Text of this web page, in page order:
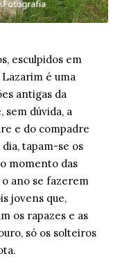
esculpidos em
é uma
antigas da
dúvida, a
e do compadre
tapam-se os
momento das
ano se fazerem
jovens que,
os rapazes e as
só os solteiros